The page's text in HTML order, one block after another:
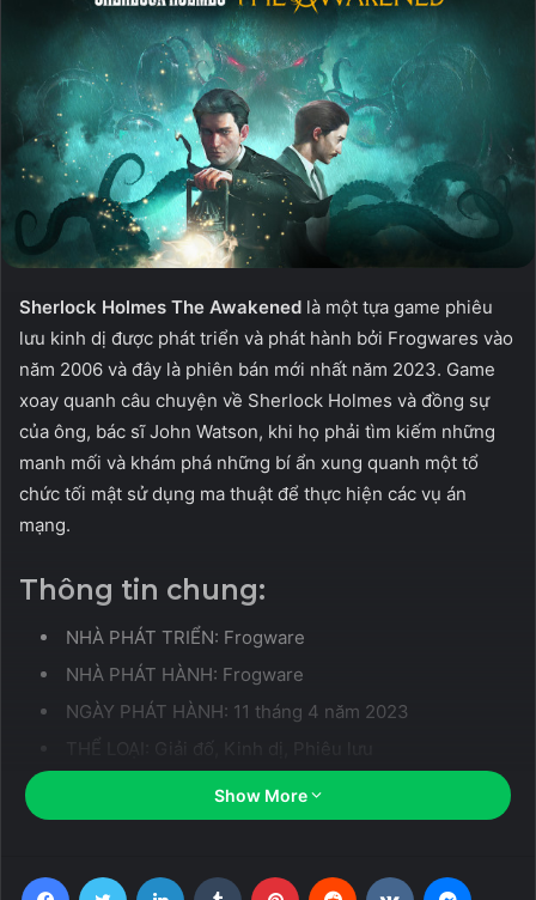
Sherlock Holmes The Awakened là một tựa game phiêu
lưu kinh dị được phát triển và phát hành bởi Frogwares vào
năm 2006 và đây là phiên bán mới nhất năm 2023. Game
xoay quanh câu chuyện về Sherlock Holmes và đồng sự
của ông, bác sĩ John Watson, khi họ phải tìm kiếm những
manh mối và khám phá những bí ẩn xung quanh một tổ
chức tối mật sử dụng ma thuật để thực hiện các vụ án
mạng.
Thông tin chung:
NHÀ PHÁT TRIỂN: Frogware
NHÀ PHÁT HÀNH: Frogware
NGÀY PHÁT HÀNH: 11 tháng 4 năm 2023
Cốt truyện
kỷ 19 tại Luân Đôn và Scotland. Sherlock Holmes và John
Show More
FacebookTwitter LinkedIn Tumblr Pinterest Reddit VKontakte